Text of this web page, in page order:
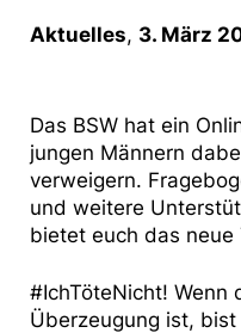
Aktuelles, 3. März
Das BSW hat ein
jungen Männern
verweigern.
und weitere
bietet euch das neue
#IchTöteNicht! Wenn
Überzeugung ist,